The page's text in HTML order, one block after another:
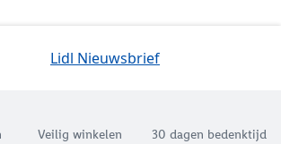
Lidl Nieuwsbrief
Veilig winkelen 30 dagen bedenktijd